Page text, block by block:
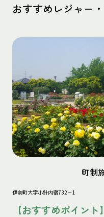
おすすめレジャー
町制
伊奈町大字小針内宿732－1
【おすすめポイント】